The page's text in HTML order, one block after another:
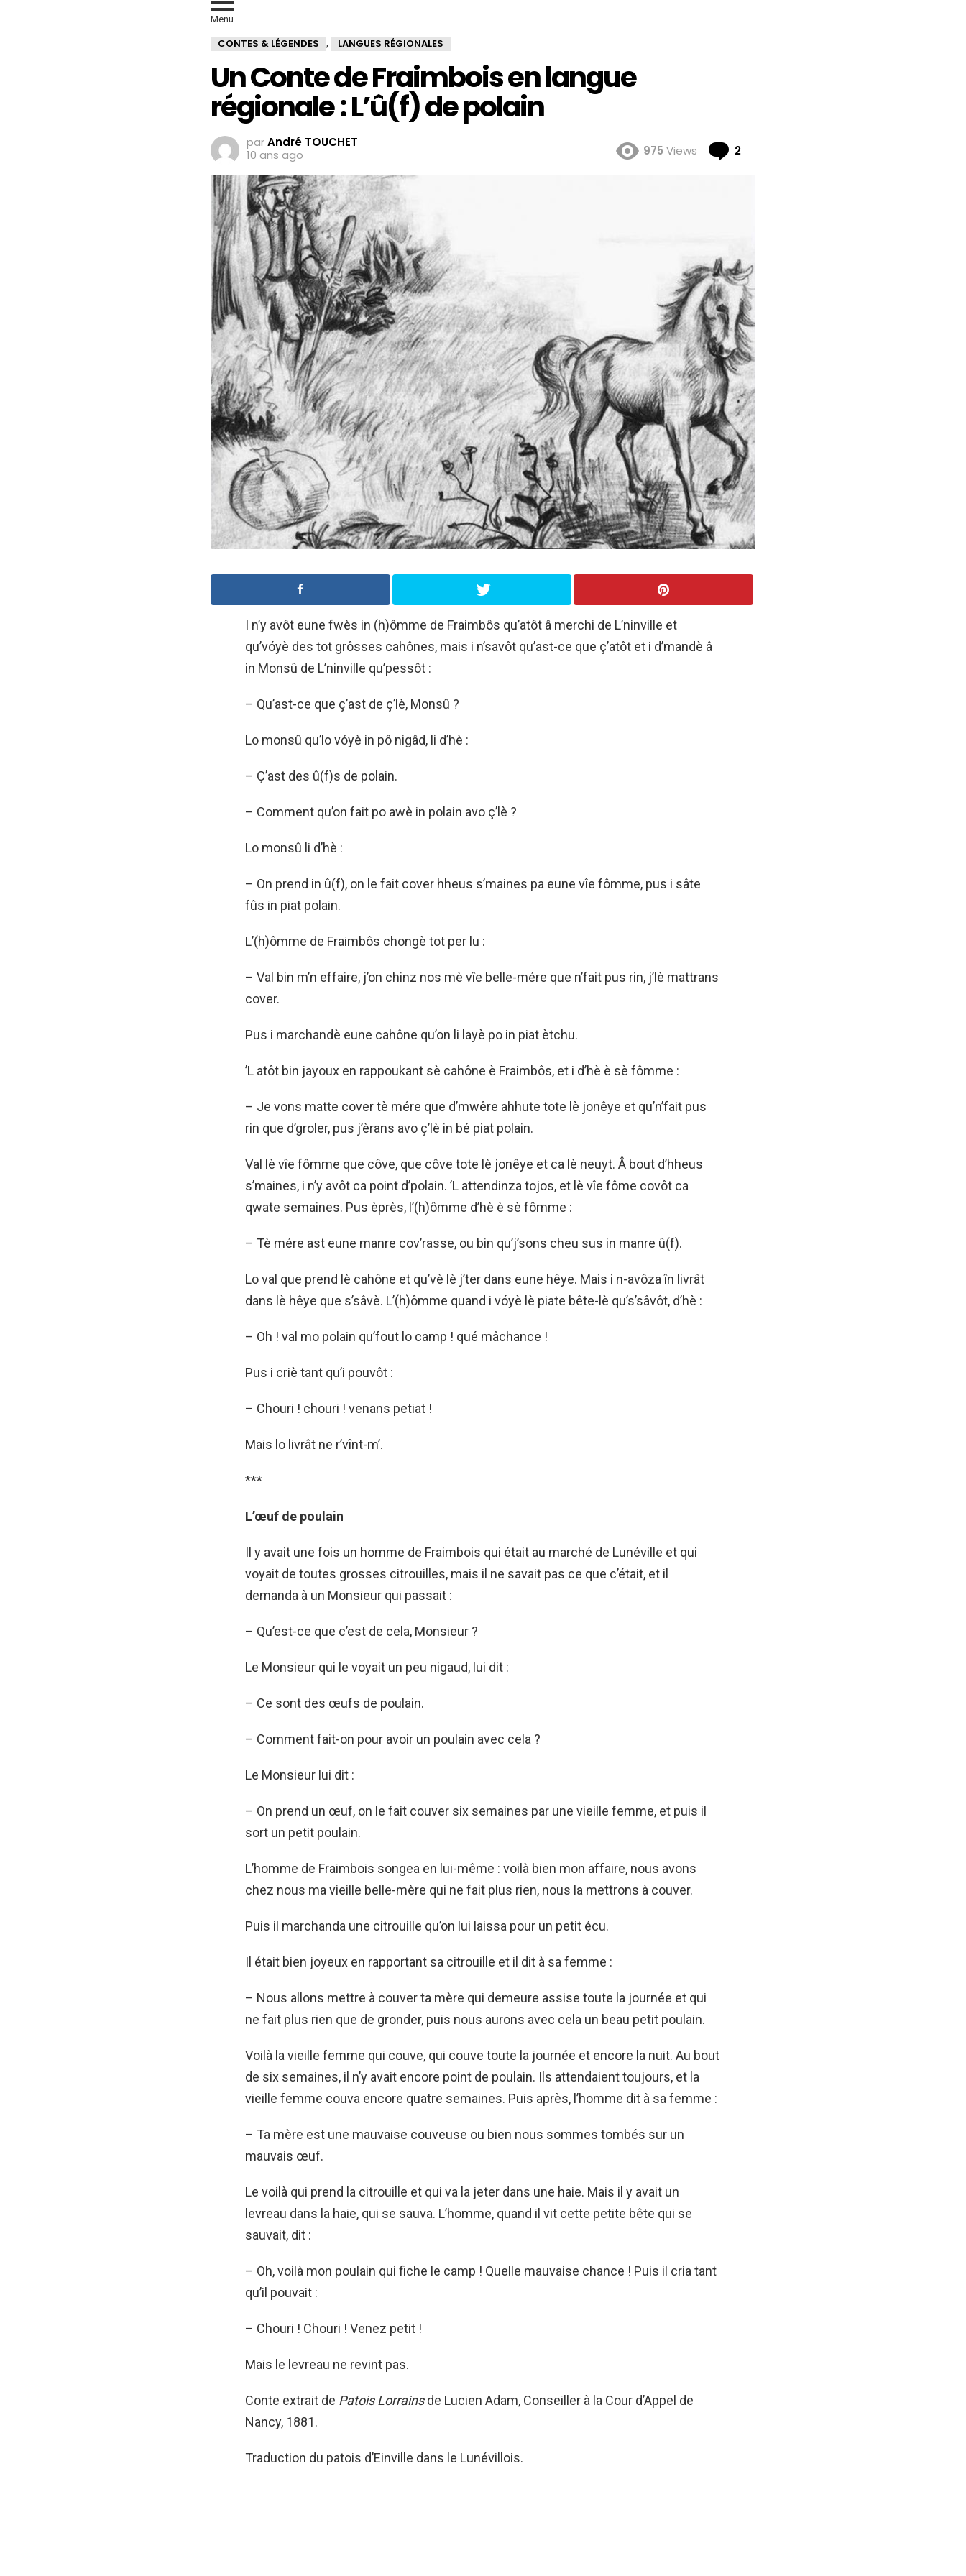
Menu
CONTES & LÉGENDES , LANGUES RÉGIONALES
Un Conte de Fraimbois en langue
régionale : L’û(f) de polain
parAndré TOUCHET
10 ans ago
975 Views 2
I n’y avôt eune fwès in (h)ômme de Fraimbôs qu’atôt â merchi de L’ninville et
qu’vóyè des tot grôsses cahônes, mais i n’savôt qu’ast-ce que ç’atôt et i d’mandè â
in Monsû de L’ninville qu’pessôt :
– Qu’ast-ce que ç’ast de ç’lè, Monsû ?
Lo monsû qu’lo vóyè in pô nigâd, li d’hè :
– Ç’ast des û(f)s de polain.
– Comment qu’on fait po awè in polain avo ç’lè ?
Lo monsû li d’hè :
– On prend in û(f), on le fait cover hheus s’maines pa eune vîe fômme, pus i sâte
fûs in piat polain.
L’(h)ômme de Fraimbôs chongè tot per lu :
– Val bin m’n effaire, j’on chinz nos mè vîe belle-mére que n’fait pus rin, j’lè mattrans
cover.
Pus i marchandè eune cahône qu’on li layè po in piat ètchu.
’L atôt bin jayoux en rappoukant sè cahône è Fraimbôs, et i d’hè è sè fômme :
– Je vons matte cover tè mére que d’mwêre ahhute tote lè jonêye et qu’n’fait pus
rin que d’groler, pus j’èrans avo ç’lè in bé piat polain.
Val lè vîe fômme que côve, que côve tote lè jonêye et ca lè neuyt. Â bout d’hheus
s’maines, i n’y avôt ca point d’polain. ’L attendinza tojos, et lè vîe fôme covôt ca
qwate semaines. Pus èprès, l’(h)ômme d’hè è sè fômme :
– Tè mére ast eune manre cov’rasse, ou bin qu’j’sons cheu sus in manre û(f).
Lo val que prend lè cahône et qu’vè lè j’ter dans eune hêye. Mais i n-avôza în livrât
dans lè hêye que s’sâvè. L’(h)ômme quand i vóyè lè piate bête-lè qu’s’sâvôt, d’hè :
– Oh ! val mo polain qu’fout lo camp ! qué mâchance !
Pus i criè tant qu’i pouvôt :
– Chouri ! chouri ! venans petiat !
Mais lo livrât ne r’vînt-m’.
***
L’œuf de poulain
Il y avait une fois un homme de Fraimbois qui était au marché de Lunéville et qui
voyait de toutes grosses citrouilles, mais il ne savait pas ce que c’était, et il
demanda à un Monsieur qui passait :
– Qu’est-ce que c’est de cela, Monsieur ?
Le Monsieur qui le voyait un peu nigaud, lui dit :
– Ce sont des œufs de poulain.
– Comment fait-on pour avoir un poulain avec cela ?
Le Monsieur lui dit :
– On prend un œuf, on le fait couver six semaines par une vieille femme, et puis il
sort un petit poulain.
L’homme de Fraimbois songea en lui-même : voilà bien mon affaire, nous avons
chez nous ma vieille belle-mère qui ne fait plus rien, nous la mettrons à couver.
Puis il marchanda une citrouille qu’on lui laissa pour un petit écu.
Il était bien joyeux en rapportant sa citrouille et il dit à sa femme :
– Nous allons mettre à couver ta mère qui demeure assise toute la journée et qui
ne fait plus rien que de gronder, puis nous aurons avec cela un beau petit poulain.
Voilà la vieille femme qui couve, qui couve toute la journée et encore la nuit. Au bout
de six semaines, il n’y avait encore point de poulain. Ils attendaient toujours, et la
vieille femme couva encore quatre semaines. Puis après, l’homme dit à sa femme :
– Ta mère est une mauvaise couveuse ou bien nous sommes tombés sur un
mauvais œuf.
Le voilà qui prend la citrouille et qui va la jeter dans une haie. Mais il y avait un
levreau dans la haie, qui se sauva. L’homme, quand il vit cette petite bête qui se
sauvait, dit :
– Oh, voilà mon poulain qui fiche le camp ! Quelle mauvaise chance ! Puis il cria tant
qu’il pouvait :
– Chouri ! Chouri ! Venez petit !
Mais le levreau ne revint pas.
Conte extrait de Patois Lorrainsde Lucien Adam, Conseiller à la Cour d’Appel de
Nancy, 1881.
Traduction du patois d’Einville dans le Lunévillois.